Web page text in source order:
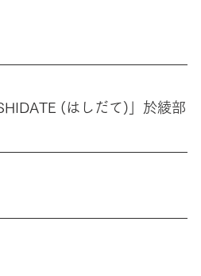
(はしだて)」於綾部